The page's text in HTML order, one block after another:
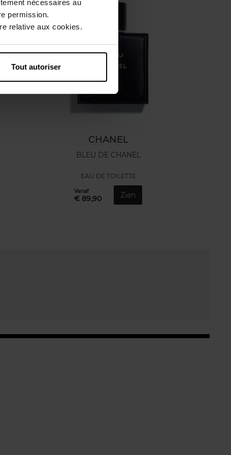
nécessaires au
permission.
relative aux cookies.
Tout autoriser
CHANEL
BLEU DE CHANEL
EAU DE TOILETTE
Vanaf
€ 89,90 Zien